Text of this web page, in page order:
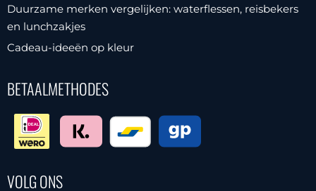
Duurzame merken vergelijken: waterflessen, reisbekers
en lunchzakjes
Cadeau-ideeën op kleur
BETAALMETHODES
VOLG ONS